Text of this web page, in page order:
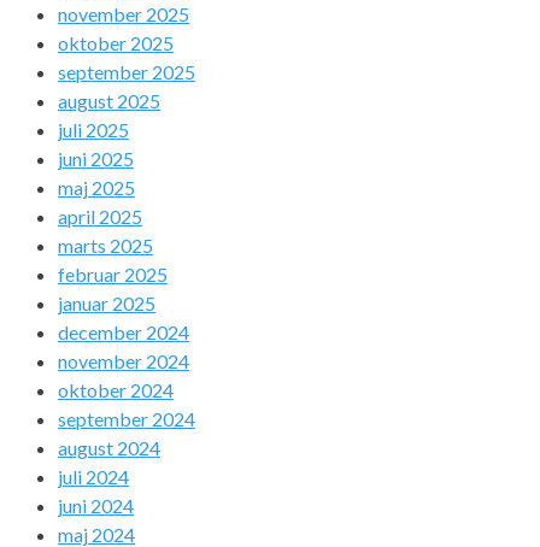
november 2025
oktober 2025
september 2025
august 2025
juli 2025
juni 2025
maj 2025
april 2025
marts 2025
februar 2025
januar 2025
december 2024
november 2024
oktober 2024
september 2024
august 2024
juli 2024
juni 2024
maj 2024